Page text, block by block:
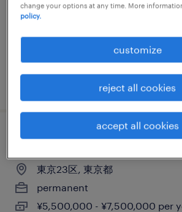
permanent
800万円
posted 10 september 2025
セールス担当／大手日系消費
東京23区, 東京都
permanent
¥5,500,000 - ¥7,500,000 per
change your options at any time. More
policy.
customize
reject all cookies
accept all cookies